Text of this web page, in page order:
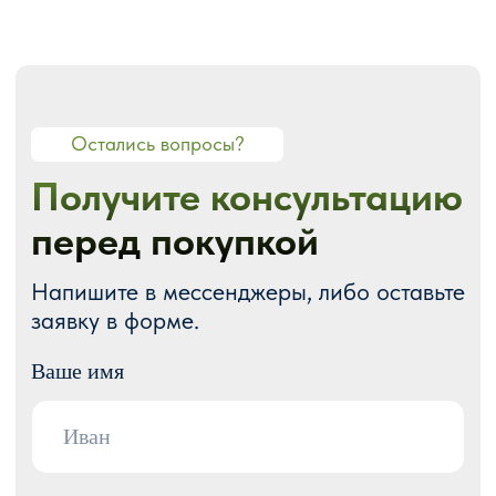
О нас Портфолио
Блог Акции
ГОТОВЫЕ РЕШЕНИЯ
Готовые многостраничные сайты